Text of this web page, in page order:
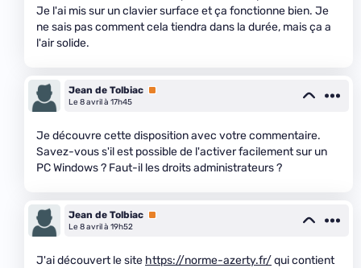
Je l'ai mis sur un clavier surface et ça fonctionne bien. Je
ne sais pas comment cela tiendra dans la durée, mais ça a
l'air solide.
Jean de Tolbiac Premium
Le 8 avril à 17h45
Je découvre cette disposition avec votre commentaire.
Savez-vous s'il est possible de l'activer facilement sur un
PC Windows ? Faut-il les droits administrateurs ?
Jean de Tolbiac Premium
Le 8 avril à 19h52
J'ai découvert le site https://norme-azerty.fr/qui contient